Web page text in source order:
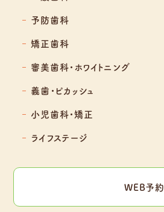
予防歯科
矯正歯科
審美歯科・ホワイトニング
義歯・ピカッシュ
小児歯科・矯正
ライフステージ
WEB予約